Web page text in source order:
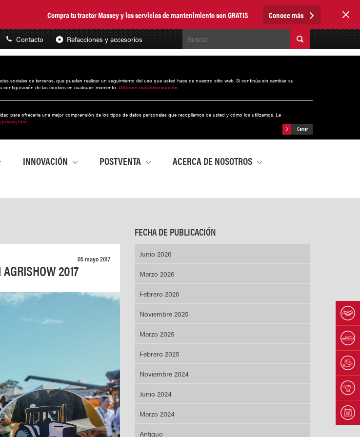
Compra tu tractor Massey y los servicios de mantenimiento son GRATIS Conoce más
Contacto Refacciones y accesorios
sociales de terceros, que pueden realizar un seguimiento del uso que usted hace de nuestro sitio web. Si continúa sin cambiar su
de las cookies en cualquier momento. Obtener más información
para ofrecerle una mejor comprensión de los tipos de datos personales que recopilamos de usted y cómo los utilizamos. Le
Cerrar
INNOVACIÓN POSTVENTA ACERCA DE NOSOTROS
05 mayo 2017
2017
FECHA DE PUBLICACIÓN
Junio 2026
Marzo 2026
Febrero 2026
Noviembre 2025
Marzo 2025
Febrero 2025
Noviembre 2024
Junio 2024
Marzo 2024
Antiguo